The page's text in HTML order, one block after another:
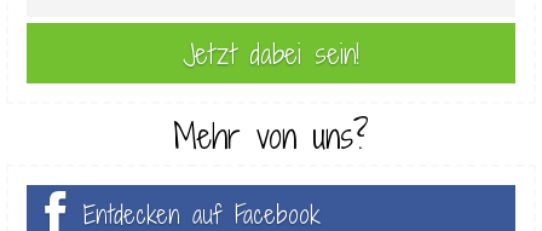
Mehr von uns?
Entdecken auf Facebook